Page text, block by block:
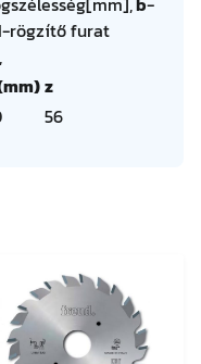
-rögzítő furat
z
56